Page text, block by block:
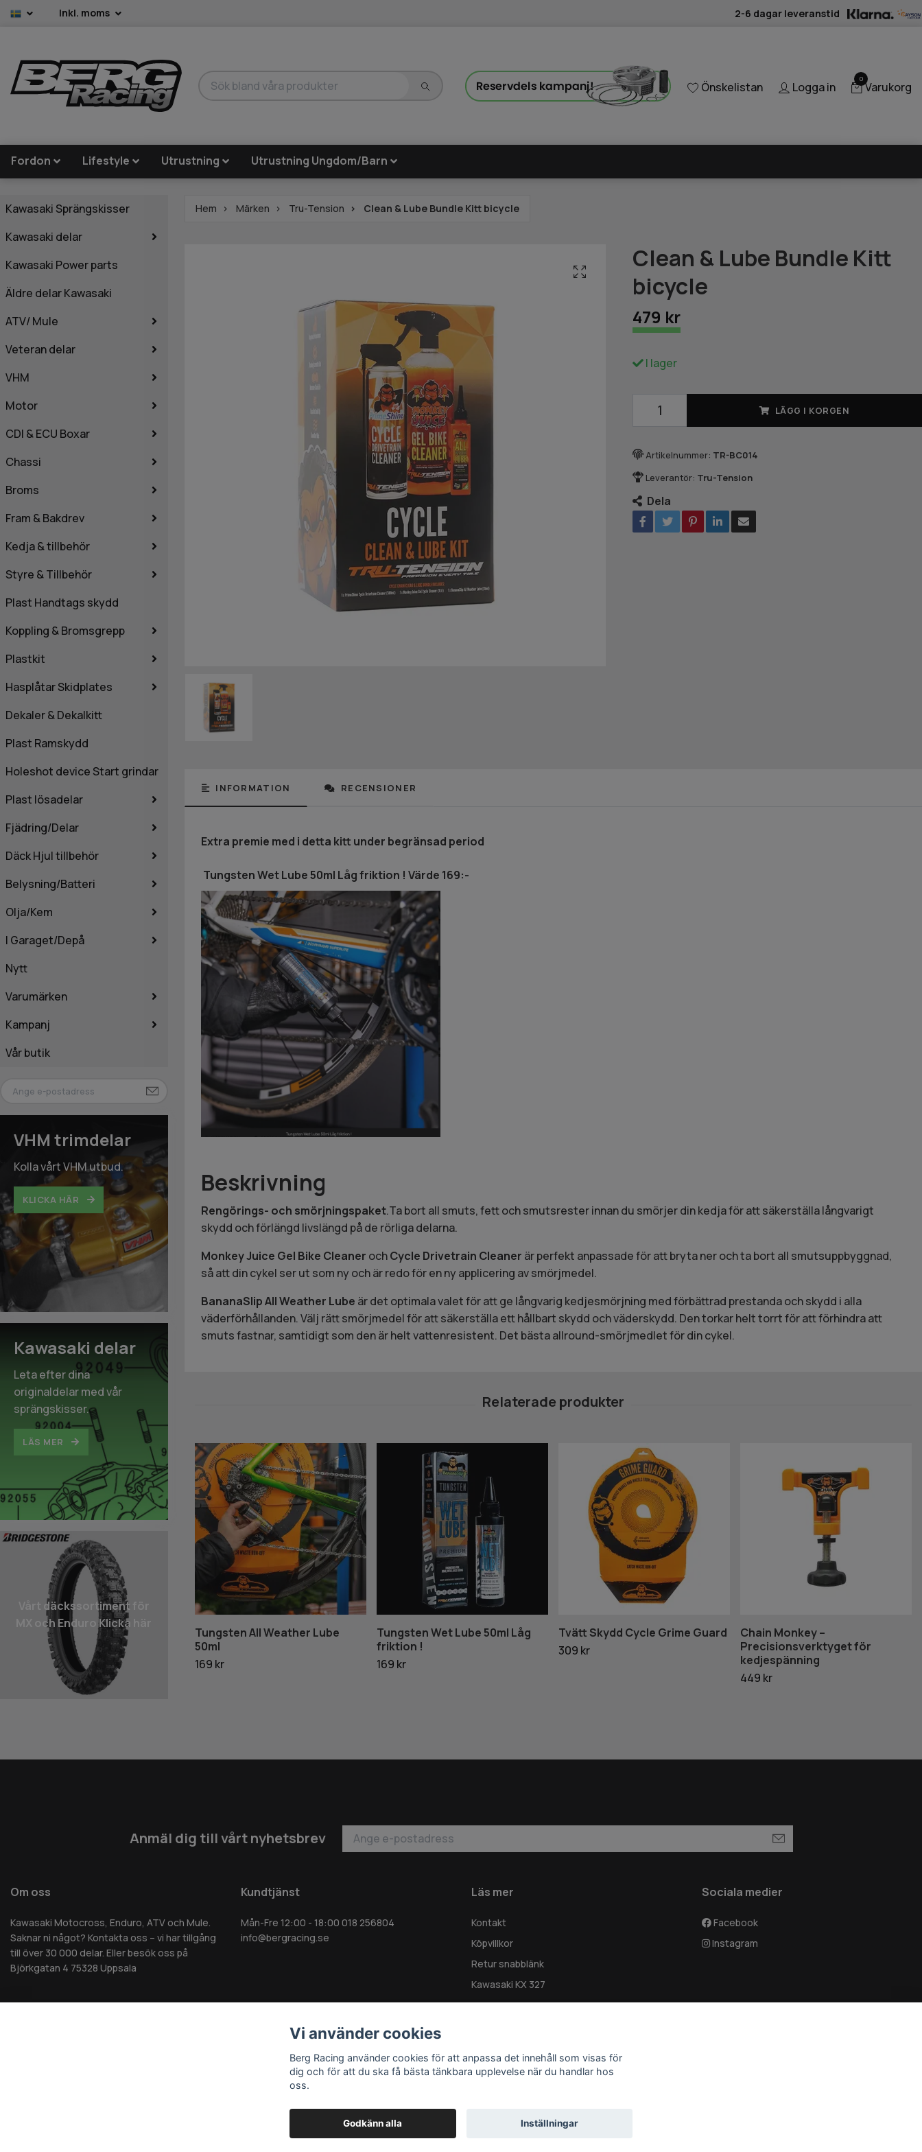
Inkl. moms 2-6 dagar leveranstid
Önskelistan Logga in
0
Varukorg
Fordon Lifestyle Utrustning Utrustning Ungdom/Barn
Kawasaki Sprängskisser
Kawasaki delar
Kawasaki Power parts
Äldre delar Kawasaki
ATV/ Mule
Veteran delar
VHM
Motor
CDI & ECU Boxar
Chassi
Broms
Fram & Bakdrev
Kedja & tillbehör
Styre & Tillbehör
Plast Handtags skydd
Koppling & Bromsgrepp
Plastkit
Hasplåtar Skidplates
Dekaler & Dekalkitt
Plast Ramskydd
Holeshot device Start grindar
Plast lösadelar
Fjädring/Delar
Däck Hjul tillbehör
Belysning/Batteri
Olja/Kem
I Garaget/Depå
Nytt
Varumärken
Kampanj
Vår butik
VHM trimdelar
Kolla vårt VHM utbud.
KLICKA HÄR
Kawasaki delar
Leta efter dina
originaldelar med vår
sprängskisser.
LÄS MER
Vårt däcks­sortiment för
MX och Enduro Klicka här
Hem Märken Tru-Tension Clean & Lube Bundle Kitt bicycle
Clean & Lube Bundle Kitt
bicycle
479 kr
I lager
LÄGG I KORGEN
Artikelnummer: TR-BC014
Leverantör: Tru-Tension
Dela
INFORMATION RECENSIONER
Extra premie med i detta kitt under begränsad period
Tungsten Wet Lube 50ml Låg friktion ! Värde 169:-
Beskrivning
Rengörings- och smörjningspaket.Ta bort all smuts, fett och smutsrester innan du smörjer din kedja för att säkerställa långvarigt
skydd och förlängd livslängd på de rörliga delarna.
Monkey Juice Gel Bike Cleaner ochCycle Drivetrain Cleaner är perfekt anpassade för att bryta ner och ta bort all smutsuppbyggnad,
så att din cykel ser ut som ny och är redo för en ny applicering av smörjmedel.
BananaSlip All Weather Lube är det optimala valet för att ge långvarig kedjesmörjning med förbättrad prestanda och skydd i alla
väderförhållanden. Välj rätt smörjmedel för att säkerställa ett hållbart skydd och väderskydd. Den torkar helt torrt för att förhindra att
smuts fastnar, samtidigt som den är helt vattenresistent. Det bästa allround-smörjmedlet för din cykel.
Tungsten All Weather Lube
50ml
169 kr
Tungsten Wet Lube 50ml Låg
friktion !
169 kr
Tvätt Skydd Cycle Grime Guard
309 kr
Chain Monkey –
Precisionsverktyget för
kedjespänning
449 kr
Anmäl dig till vårt nyhetsbrev
Om oss
Kawasaki Motocross, Enduro, ATV och Mule.
Saknar ni något? Kontakta oss – vi har tillgång
till över 30 000 delar. Eller besök oss på
Björkgatan 4 75328 Uppsala
Kundtjänst
Mån-Fre 12:00 - 18:00 018 256804
info@bergracing.se
Läs mer
Kontakt
Köpvillkor
Retur snabblänk
Kawasaki KX 327
Sociala medier
Facebook
Instagram
Vi använder cookies
Berg Racing använder cookies för att anpassa det innehåll som visas för
dig och för att du ska få bästa tänkbara upplevelse när du handlar hos
oss.
Godkänn alla Inställningar